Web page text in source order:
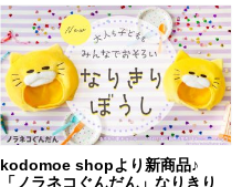
kodomoe shopより新商品♪
「ノラネコぐんだん」なりきり